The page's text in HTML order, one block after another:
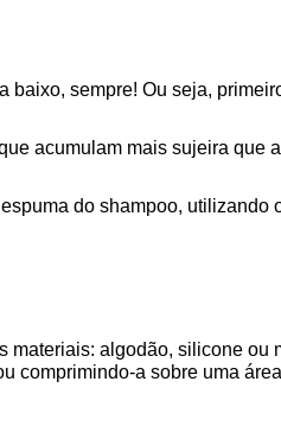
sempre! Ou seja,
acumulam mais sujeira
do shampoo,
algodão, silicone
comprimindo-a sobre uma